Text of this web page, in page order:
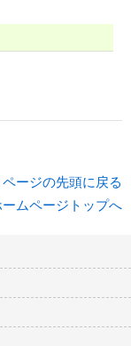
ページの先頭に戻る
ムページトップへ